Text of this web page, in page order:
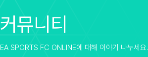
스쿼드
커뮤니티
업데이트
커뮤니티
EA SPORTS FC ONLINE에 대해 이야기 나누세요.